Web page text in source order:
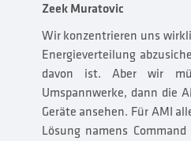
Zeek Muratovic
Wir konzentrieren uns
Energieverteilung
davon ist. Aber wir
Umspannwerke, dann die
Geräte ansehen. Für AMI
Lösung namens